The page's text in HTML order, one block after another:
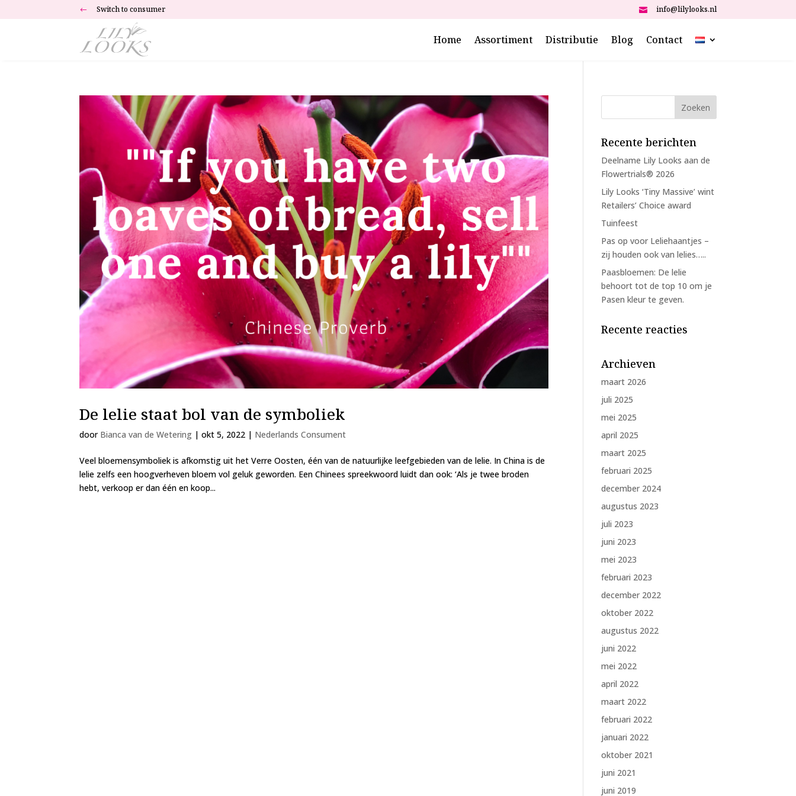
# Switch to consumer  info@lilylooks.nl
Home Assortiment Distributie Blog Contact
De lelie staat bol van de symboliek
door Bianca van de Wetering |okt 5, 2022 | Nederlands Consument
Veel bloemensymboliek is afkomstig uit het Verre Oosten, één van de natuurlijke leefgebieden van de lelie. In China is de
lelie zelfs een hoogverheven bloem vol geluk geworden. Een Chinees spreekwoord luidt dan ook: ‘Als je twee broden
hebt, verkoop er dan één en koop...
Recente berichten
Deelname Lily Looks aan de
Flowertrials® 2026
Lily Looks ‘Tiny Massive’ wint
Retailers’ Choice award
Tuinfeest
Pas op voor Leliehaantjes –
zij houden ook van lelies…..
Paasbloemen: De lelie
behoort tot de top 10 om je
Pasen kleur te geven.
Recente reacties
Archieven
maart 2026
juli 2025
mei 2025
april 2025
maart 2025
februari 2025
december 2024
augustus 2023
juli 2023
juni 2023
mei 2023
februari 2023
december 2022
oktober 2022
augustus 2022
juni 2022
mei 2022
april 2022
maart 2022
februari 2022
januari 2022
oktober 2021
juni 2021
juni 2019